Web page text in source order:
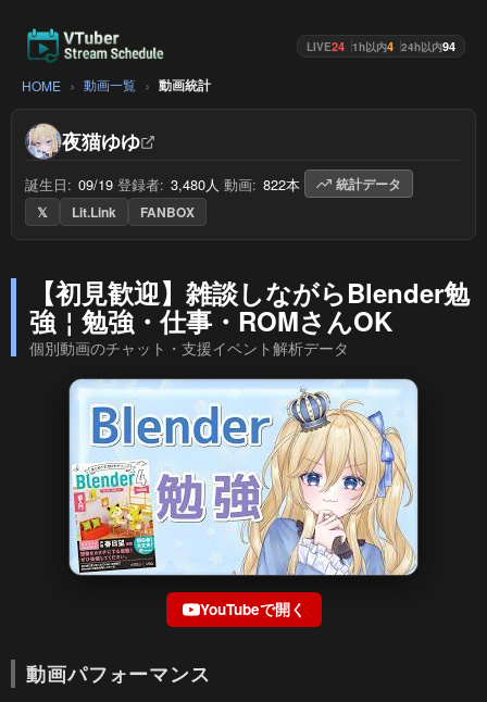
LIVE24 1h以内4 24h以内94
HOME 動画一覧 動画統計
夜猫ゆゆ
誕生日: 09/19 登録者: 3,480人 動画: 822本
統計データ
𝕏
Lit.Link FANBOX
【初見歓迎】雑談しながらBlender勉
強￤勉強・仕事・ROMさんOK
個別動画のチャット・支援イベント解析データ
YouTubeで開く
動画パフォーマンス